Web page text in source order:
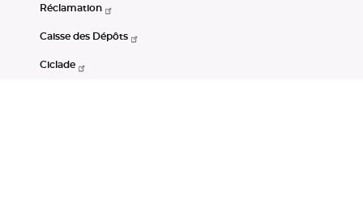
Réclamation
Caisse des Dépôts
Ciclade